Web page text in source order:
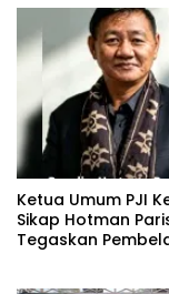
Ketua Umum PJI
Sikap Hotman
Tegaskan